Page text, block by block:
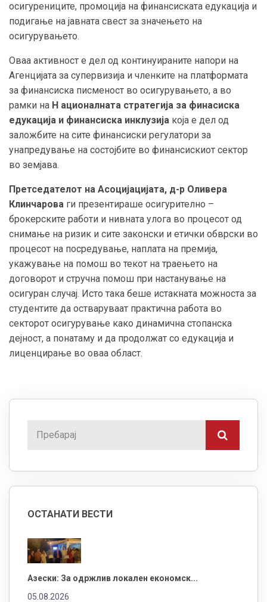
осигурениците, промоција на финансиската едукација и
подигање на јавната свест за значењето на
осигурувањето.
Оваа активност е дел од континуираните напори на
Агенцијата за супервизија и членките на платформата
за финансиска писменост во осигурувањето, а во
рамки на Н ационалната стратегија за финасиска
едукација и финансиска инклузија која е дел од
заложбите на сите финансиски регулатори за
унапредување на состојбите во финансискиот сектор
во земјава.
Претседателот на Асоцијацијата, д-р Оливера
Клинчарова ги презентираше осигурително –
брокерските работи и нивната улога во процесот од
снимање на ризик и сите законски и етички обврски во
процесот на посредување, наплата на премија,
укажување на помош во текот на траењето на
договорот и стручна помош при настанување на
осигуран случај. Исто така беше истакната можноста за
студентите да остваруваат практична работа во
секторот осигурување како динамична стопанска
дејност, а понатаму и да продолжат со едукација и
лиценцирање во оваа област.
ОСТАНАТИ ВЕСТИ
Азески: За одржлив локален економск...
05.08.2026